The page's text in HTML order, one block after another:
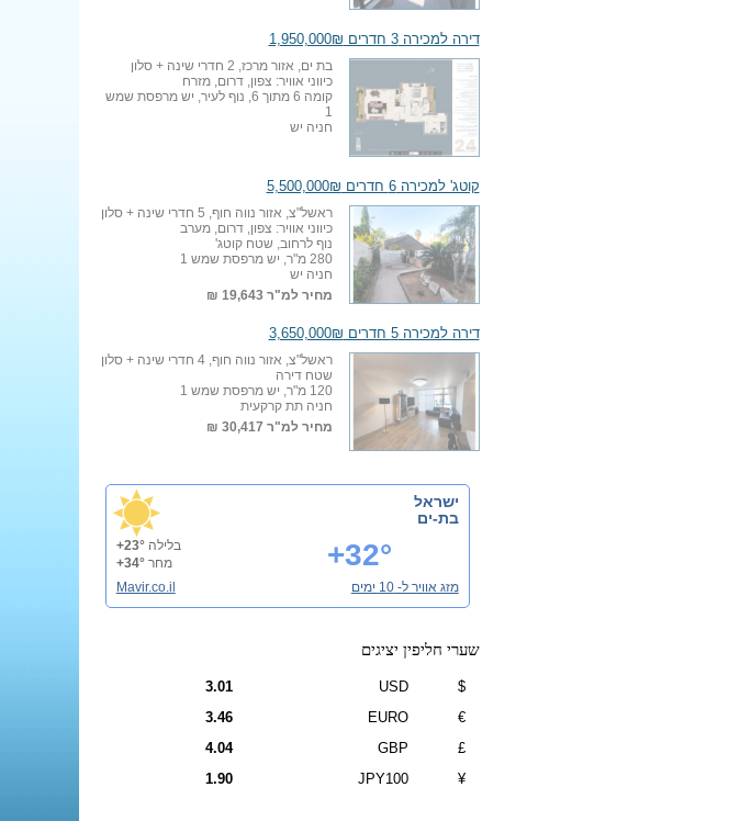
דירה למכירה 3 חדרים 1,950,000₪
בת ים, אזור מרכז, 2 חדרי שינה + סלון
כיווני אוויר: צפון, דרום, מזרח
קומה 6 מתוך 6, נוף לעיר, יש מרפסת שמש
1
חניה יש
קוטג' למכירה 6 חדרים 5,500,000₪
ראשל"צ, אזור נווה חוף, 5 חדרי שינה + סלון
כיווני אוויר: צפון, דרום, מערב
נוף לרחוב, שטח קוטג'
280 מ"ר, יש מרפסת שמש 1
חניה יש
מחיר למ"ר19,643 ₪
דירה למכירה 5 חדרים 3,650,000₪
ראשל"צ, אזור נווה חוף, 4 חדרי שינה + סלון
שטח דירה
120 מ"ר, יש מרפסת שמש 1
חניה תת קרקעית
מחיר למ"ר 30,417 ₪
ישראל
בת-ים
+32° בלילה+23°
מחר+34°
מזג אוויר ל- 10 ימים
Mavir.co.il
שערי חליפין יציגים
$
USD
3.01
€
EURO
3.46
£
GBP
4.04
¥
JPY100
1.90